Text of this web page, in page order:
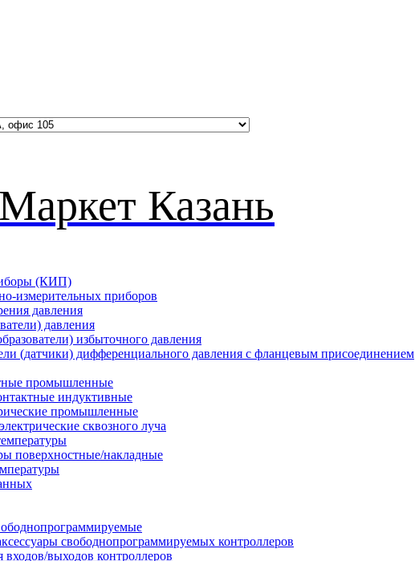
(КИП)
измерительных приборов
давления
давления
избыточного давления
(датчики) дифференциального давления с фланцевым присоединением
промышленные
индуктивные
промышленные
сквозного луча
поверхностные/накладные
свободнопрограммируемых контроллеров
выходов контроллеров